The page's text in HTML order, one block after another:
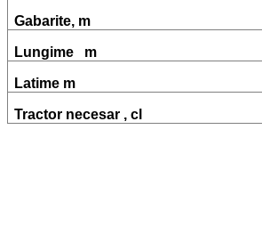
Gabarite, m
Lungime m
Latime m
Tractor necesar , cl